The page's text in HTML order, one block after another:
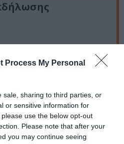
Process My Personal
sale, sharing to third parties, or
or sensitive information for
use the below opt-out
Please note that after your
you may continue seeing
Πολιτισμού Ιχθυόσκαλα,